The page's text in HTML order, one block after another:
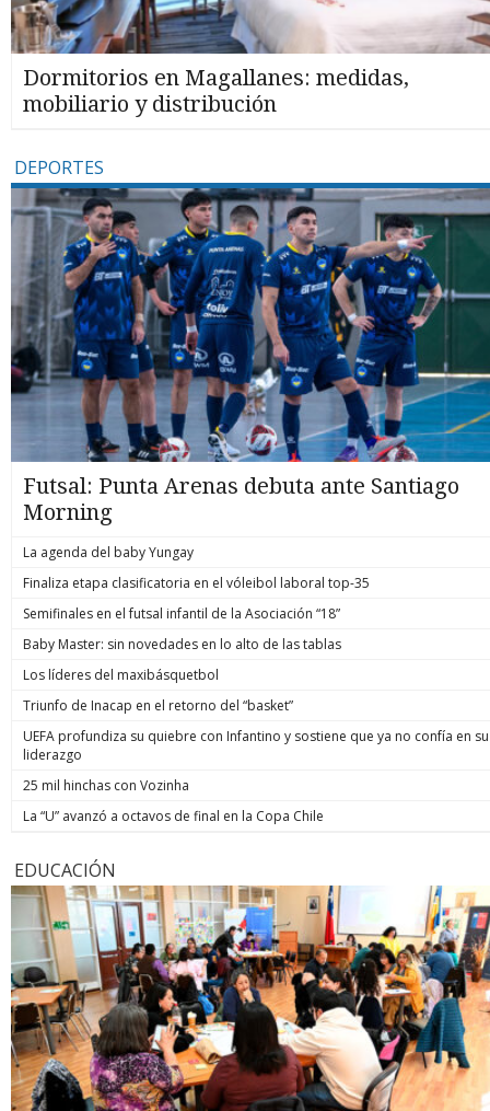
Dormitorios en Magallanes: medidas,
mobiliario y distribución
DEPORTES
Futsal: Punta Arenas debuta ante Santiago
Morning
La agenda del baby Yungay
Finaliza etapa clasificatoria en el vóleibol laboral top-35
Semifinales en el futsal infantil de la Asociación “18”
Baby Master: sin novedades en lo alto de las tablas
Los líderes del maxibásquetbol
Triunfo de Inacap en el retorno del “basket”
UEFA profundiza su quiebre con Infantino y sostiene que ya no confía en su
liderazgo
25 mil hinchas con Vozinha
La “U” avanzó a octavos de final en la Copa Chile
EDUCACIÓN